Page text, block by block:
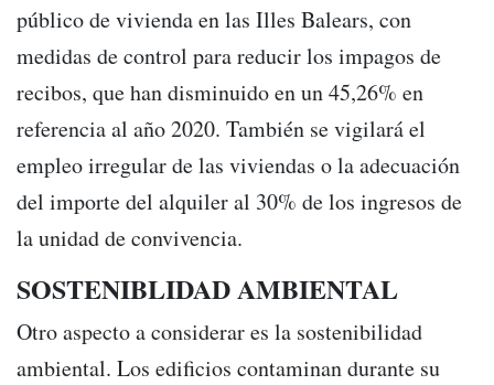
público de vivienda en las Illes Balears, con
medidas de control para reducir los impagos de
recibos, que han disminuido en un 45,26% en
referencia al año 2020. También se vigilará el
empleo irregular de las viviendas o la adecuación
del importe del alquiler al 30% de los ingresos de
la unidad de convivencia.
SOSTENIBLIDAD AMBIENTAL
Otro aspecto a considerar es la sostenibilidad
ambiental. Los edificios contaminan durante su